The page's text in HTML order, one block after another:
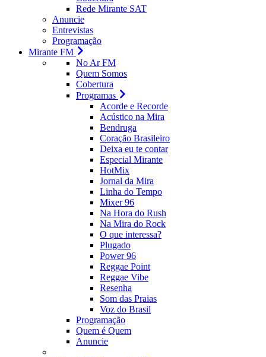
Rede Mirante SAT
Anuncie
Entrevistas
Programação
Mirante FM
No Ar FM
Quem Somos
Cobertura
Programas
Acorde e Recorde
Acústico na Mira
Bendruga
Coração Brasileiro
Deixa eu te contar
Especial Mirante
HotMix
Jornal da Mira
Linha do Tempo
Mixer 96
Na Hora do Rush
Na Mira do Rock
O que interessa?
Plugado
Power 96
Reggae Point
Reggae Vibe
Resenha
Som das Praias
Voz do Brasil
Programação
Quem é Quem
Anuncie